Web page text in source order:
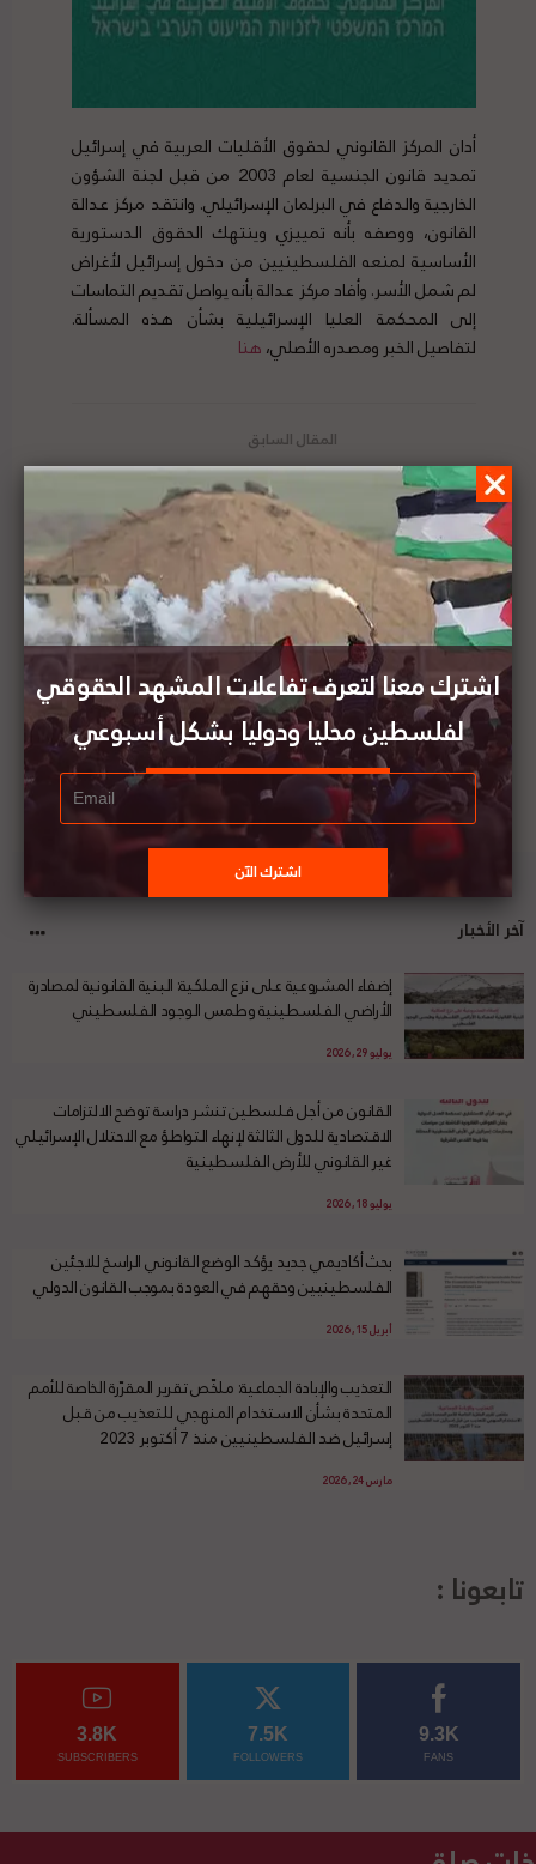
أدان المركز القانوني لحقوق الأقليات العربية في إسرائيل
تمديد قانون الجنسية لعام 2003 من قبل لجنة الشؤون
الخارجية والدفاع في البرلمان الإسرائيلي. وانتقد مركز عدالة
القانون، ووصفه بأنه تمييزي وينتهك الحقوق الدستورية
الأساسية لمنعه الفلسطينيين من دخول إسرائيل لأغراض
لم شمل الأسر. وأفاد مركز عدالة بأنه يواصل تقديم التماسات
إلى المحكمة العليا الإسرائيلية بشأن هذه المسألة.
لتفاصيل الخبر ومصدره الأصلي،هنا
وليد عسّاف يعلن عن وضع برنامج لكافة المؤسسات
الحكومية والأهلية لمتابعة انتهاكات الإحتلال
البنك الدولي والأمم المتحدة يحذران من معدلات
الفقر المتضاعفة مع خنق الاحتلال لفلسطين
آخر الأخبار
إضفاء المشروعية على نزع الملكية: البنية القانونية لمصادرة
الأراضي الفلسطينية وطمس الوجود الفلسطيني
يوليو 29, 2026
القانون من أجل فلسطين تنشر دراسة توضح الالتزامات
الاقتصادية للدول الثالثة لإنهاء التواطؤ مع الاحتلال الإسرائيلي
غير القانوني للأرض الفلسطينية
يوليو 18, 2026
بحث أكاديمي جديد يؤكد الوضع القانوني الراسخ للاجئين
الفلسطينيين وحقهم في العودة بموجب القانون الدولي
أبريل 15, 2026
التعذيب والإبادة الجماعية: ملخّص تقرير المقرّرة الخاصة للأمم
المتحدة بشأن الاستخدام المنهجي للتعذيب من قبل
إسرائيل ضد الفلسطينيين منذ 7 أكتوبر 2023
مارس 24, 2026
تابعونا :
9.3K
FANS
7.5K
FOLLOWERS
3.8K
SUBSCRIBERS
اشترك معنا لتعرف تفاعلات المشهد الحقوقي
لفلسطين محليا ودوليا بشكل أسبوعي